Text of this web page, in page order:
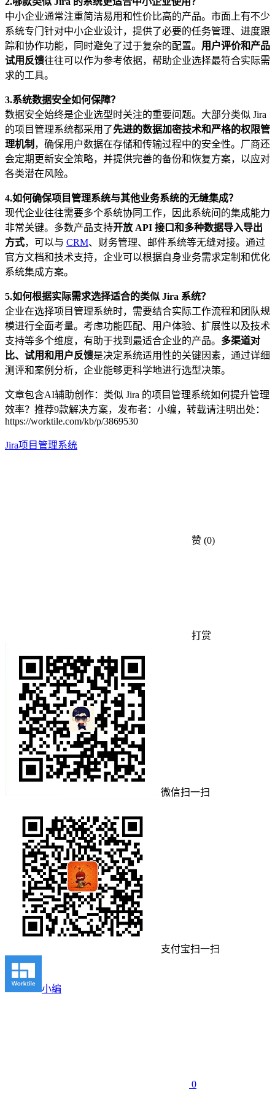
中小企业通常注重简洁易用和性价比高的产品。市面上有不少
系统专门针对中小企业设计，提供了必要的任务管理、进度跟
踪和协作功能，同时避免了过于复杂的配置。 用户评价和产品
试用反馈往往可以作为参考依据，帮助企业选择最符合实际需
求的工具。
3.系统数据安全如何保障？
数据安全始终是企业选型时关注的重要问题。大部分类似 Jira
的项目管理系统都采用了先进的数据加密技术和严格的权限管
理机制 ，确保用户数据在存储和传输过程中的安全性。厂商还
会定期更新安全策略，并提供完善的备份和恢复方案，以应对
各类潜在风险。
4.如何确保项目管理系统与其他业务系统的无缝集成？
现代企业往往需要多个系统协同工作，因此系统间的集成能力
非常关键。多数产品支持开放 API 接口和多种数据导入导出
方式，可以与 CRM、财务管理、邮件系统等无缝对接。通过
官方文档和技术支持，企业可以根据自身业务需求定制和优化
系统集成方案。
5.如何根据实际需求选择适合的类似 Jira 系统？
企业在选择项目管理系统时，需要结合实际工作流程和团队规
模进行全面考量。考虑功能匹配、用户体验、扩展性以及技术
支持等多个维度，有助于找到最适合企业的产品。 多渠道对
比、试用和用户反馈是决定系统适用性的关键因素，通过详细
测评和案例分析，企业能够更科学地进行选型决策。
文章包含AI辅助创作：类似 Jira 的项目管理系统如何提升管理
效率？推荐9款解决方案，发布者：小编，转载请注明出处：
https://worktile.com/kb/p/3869530
Jira项目管理系统
赞 (0)
打赏
微信扫一扫
支付宝扫一扫
小编
0